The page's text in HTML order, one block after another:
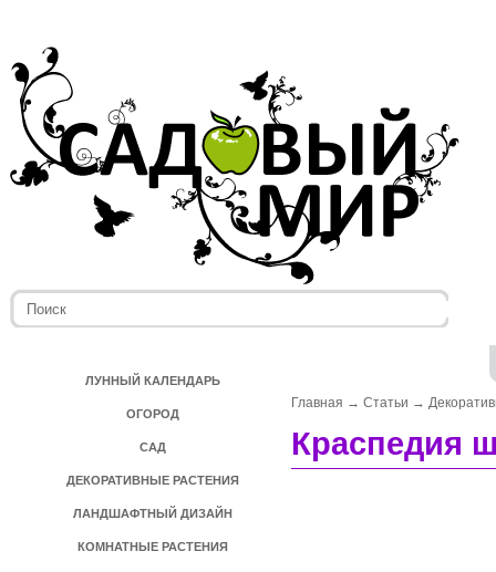
ЛУННЫЙ КАЛЕНДАРЬ
ОГОРОД
САД
ДЕКОРАТИВНЫЕ РАСТЕНИЯ
ЛАНДШАФТНЫЙ ДИЗАЙН
КОМНАТНЫЕ РАСТЕНИЯ
Главная → Статьи →
Краспедия